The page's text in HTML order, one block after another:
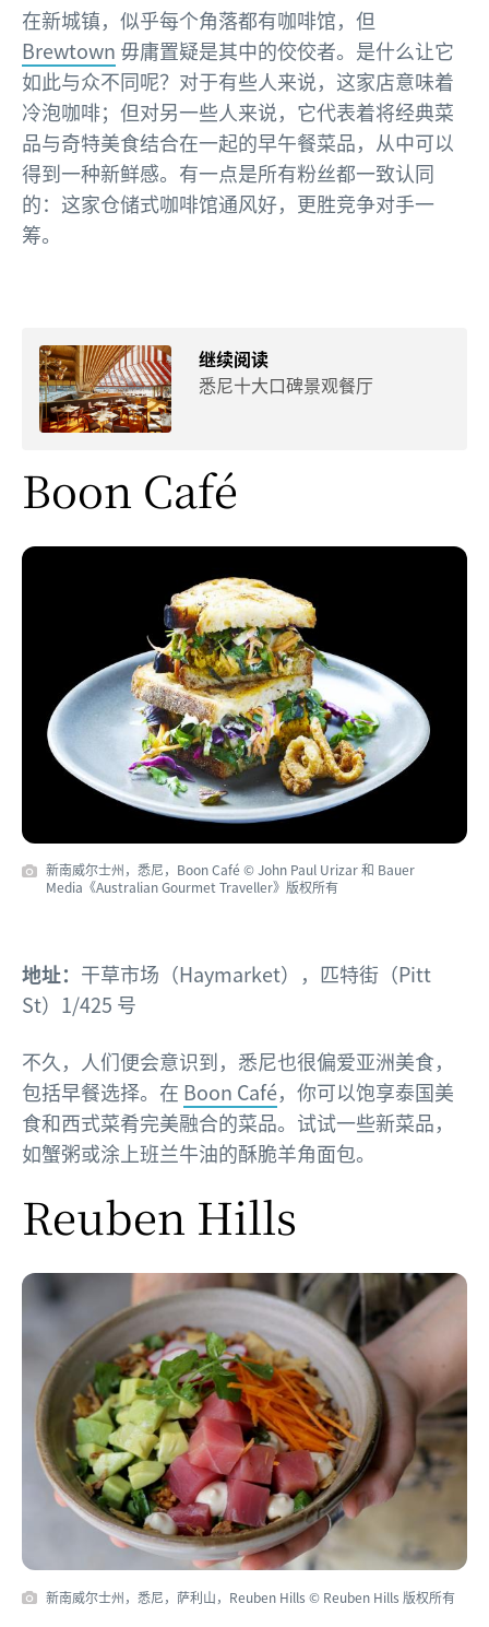
在新城镇，似乎每个角落都有咖啡馆，但
Brewtown 毋庸置疑是其中的佼佼者。是什么让它
如此与众不同呢？对于有些人来说，这家店意味着
冷泡咖啡；但对另一些人来说，它代表着将经典菜
品与奇特美食结合在一起的早午餐菜品，从中可以
得到一种新鲜感。有一点是所有粉丝都一致认同
的：这家仓储式咖啡馆通风好，更胜竞争对手一
筹。
继续阅读
悉尼十大口碑景观餐厅
Boon Café
新南威尔士州，悉尼，Boon Café © John Paul Urizar 和 Bauer
Media《Australian Gourmet Traveller》版权所有
地址： 干草市场（Haymarket），匹特街（Pitt
St）1/425 号
不久，人们便会意识到，悉尼也很偏爱亚洲美食，
包括早餐选择。在 Boon Café，你可以饱享泰国美
食和西式菜肴完美融合的菜品。试试一些新菜品，
如蟹粥或涂上班兰牛油的酥脆羊角面包。
Reuben Hills
新南威尔士州，悉尼，萨利山，Reuben Hills © Reuben Hills 版权所有